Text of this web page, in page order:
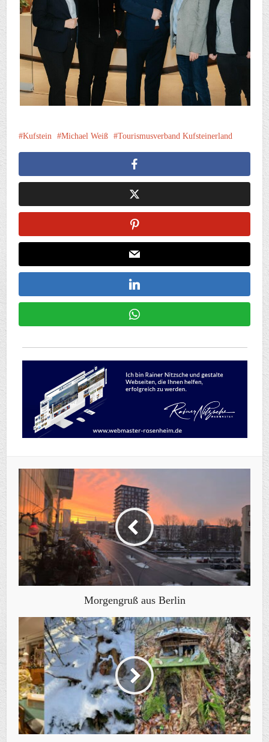
Kufstein Michael Weiß Tourismusverband Kufsteinerland
Morgengruß aus Berlin